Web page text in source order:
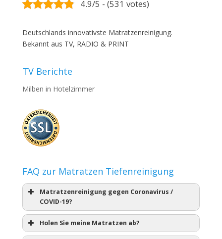
4.9/5 - (531 votes)
Deutschlands innovativste Matratzenreinigung.
Bekannt aus TV, RADIO & PRINT
TV Berichte
Milben in Hotelzimmer
FAQ zur Matratzen Tiefenreinigung
Matratzenreinigung gegen Coronavirus /
COVID-19?
Holen Sie meine Matratzen ab?